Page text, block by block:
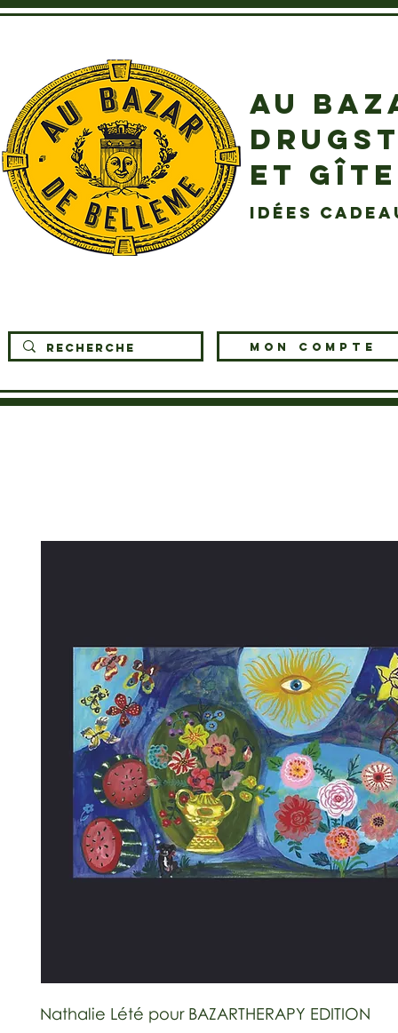
AU
ET
idées
MON COMPTE
Nathalie Lété pour BAZARTHERAPY EDITION